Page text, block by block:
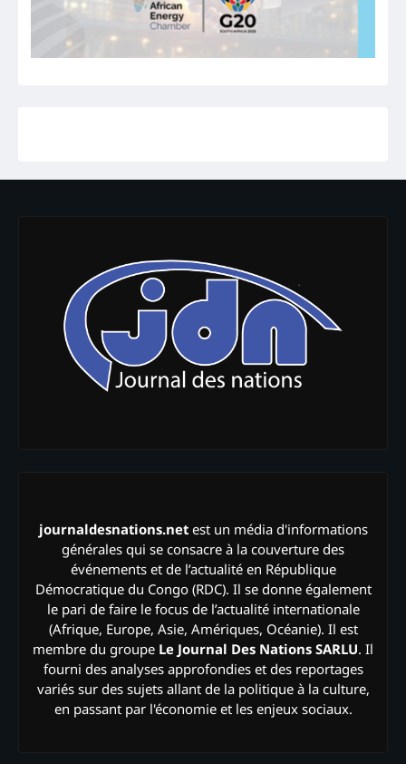
journaldesnations.netest un média d'informations
générales qui se consacre à la couverture des
événements et de l’actualité en République
Démocratique du Congo (RDC). Il se donne également
le pari de faire le focus de l’actualité internationale
(Afrique, Europe, Asie, Amériques, Océanie). Il est
membre du groupe Le Journal Des Nations SARLU. Il
fourni des analyses approfondies et des reportages
variés sur des sujets allant de la politique à la culture,
en passant par l'économie et les enjeux sociaux.